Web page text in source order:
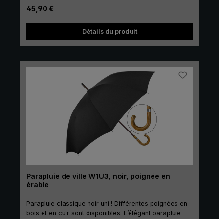
brillant en polyester fait perler les gouttes de pluie en
toute fiabilité et sèche rapidement. Classique et
intemporel pour la ville, les loisirs et le travail : Le
parapluie Kompliment® pour femmes.
Prix régulier :
45,90 €
Détails du produit
Parapluie de ville W1U3, noir, poignée en
érable
Parapluie classique noir uni ! Différentes poignées en
bois et en cuir sont disponibles. L’élégant parapluie